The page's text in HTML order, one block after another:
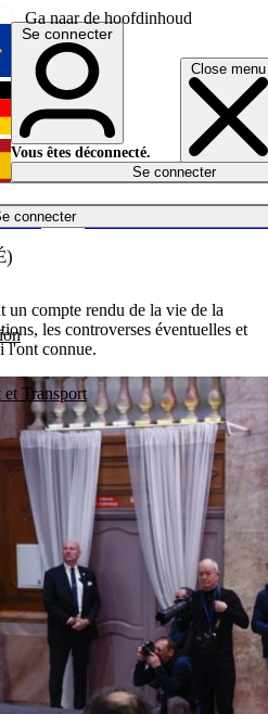
Ga naar de hoofdinhoud
Close menu
connecter
Transport
English
Deutsch
Español
Se connecter
Vous êtes déconnecté.
Se connecter
un compte rendu de la vie de la
les controverses éventuelles et
l'ont connue.